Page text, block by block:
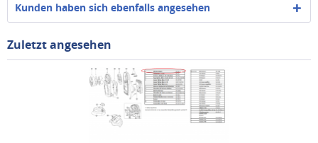
Kunden haben sich ebenfalls angesehen
Zuletzt angesehen